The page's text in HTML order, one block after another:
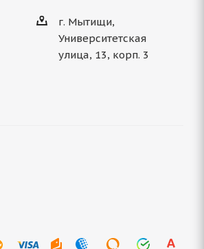
г. Мытищи,
Университетская
улица, 13, корп. 3